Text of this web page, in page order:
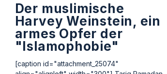
Der muslimische
Harvey Weinstein, ein
armes Opfer der
"Islamophobie"
[caption id="attachment_25074"